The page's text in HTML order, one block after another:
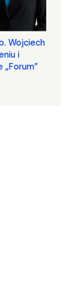
Wojciech
i